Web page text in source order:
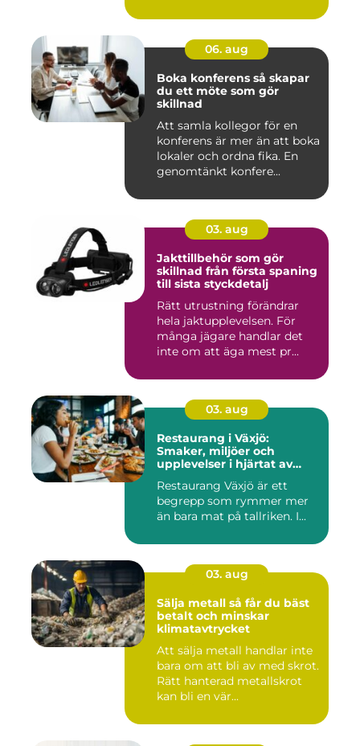
06. aug
Boka konferens så skapar
du ett möte som gör
skillnad
Att samla kollegor för en
konferens är mer än att boka
lokaler och ordna fika. En
genomtänkt konfere...
03. aug
Jakttillbehör som gör
skillnad från första spaning
till sista styckdetalj
Rätt utrustning förändrar
hela jaktupplevelsen. För
många jägare handlar det
inte om att äga mest pr...
03. aug
Restaurang i Växjö:
Smaker, miljöer och
upplevelser i hjärtat av
Restaurang Växjö är ett
begrepp som rymmer mer
än bara mat på tallriken. I...
03. aug
Sälja metall så får du bäst
betalt och minskar
klimatavtrycket
Att sälja metall handlar inte
bara om att bli av med skrot.
Rätt hanterad metallskrot
kan bli en vär...